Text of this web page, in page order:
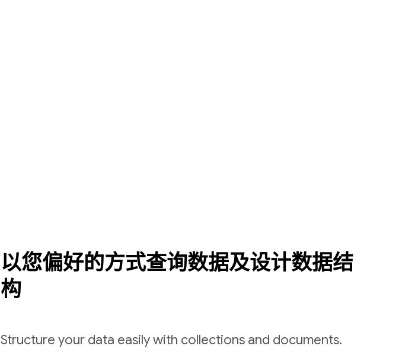
以您偏好的方式查询数据及设计数据结
构
Structure your data easily with collections and documents.